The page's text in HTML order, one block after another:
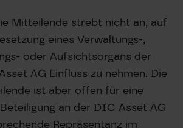
Mitteilende strebt nicht an, auf
eines Verwaltungs-,
oder Aufsichtsorgans der
AG Einfluss zu nehmen. Die
ist aber offen für eine
an der DIC Asset AG
Repräsentanz im